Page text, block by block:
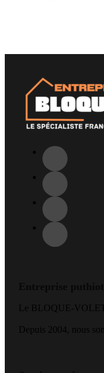
Le BLOQUE-VOLET
Depuis 2004, nous